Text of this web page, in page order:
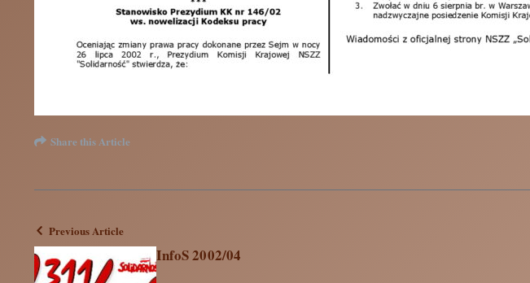
Share this Article
Previous Article
InfoS 2002/04